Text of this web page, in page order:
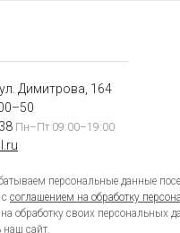
Димитрова, 164
Пн–Пт 09:00–19:00
персональные данные
соглашением на обработку
на обработку своих персональных
наш сайт.